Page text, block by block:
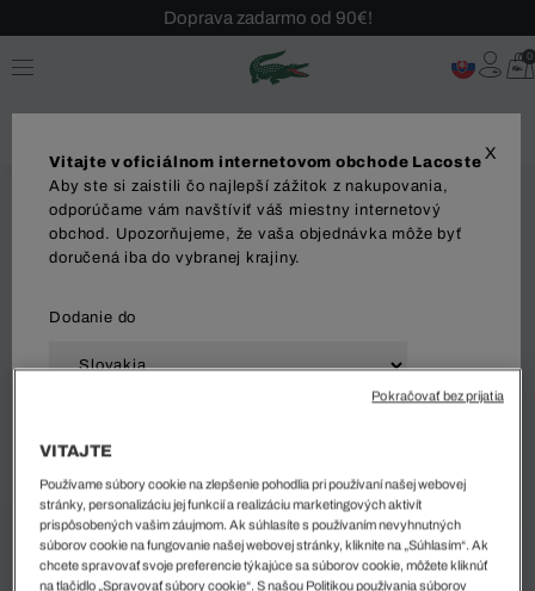
Doprava zadarmo od 90€!
Sezónny výpredaj až -40 %!
Bezplatné vrátenie!
0
X
Vitajte v oficiálnom internetovom obchode Lacoste
Aby ste si zaistili čo najlepší zážitok z nakupovania,
odporúčame vám navštíviť váš miestny internetový
obchod. Upozorňujeme, že vaša objednávka môže byť
doručená iba do vybranej krajiny.
Dodanie do
ZAČAŤ NAKUPOVAŤ
VITAJTE
Používame súbory cookie na zlepšenie pohodlia pri používaní našej webovej
stránky, personalizáciu jej funkcií a realizáciu marketingových aktivít
prispôsobených vašim záujmom. Ak súhlasíte s používaním nevyhnutných
súborov cookie na fungovanie našej webovej stránky, kliknite na „Súhlasím“. Ak
chcete spravovať svoje preferencie týkajúce sa súborov cookie, môžete kliknúť
na tlačidlo „Spravovať súbory cookie“. S našou Politikou používania súborov
Pokračovať bez prijatia